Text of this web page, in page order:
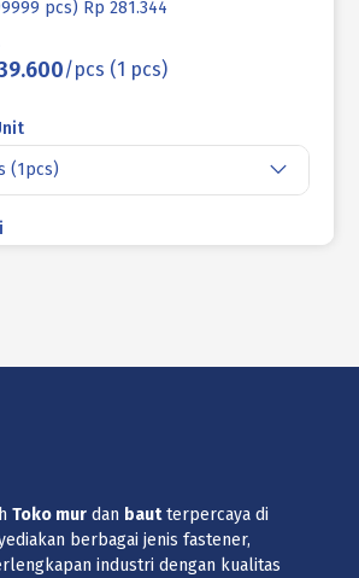
pcs) Rp 281.344
/pcs (1 pcs)
(1pcs)
saat ini dipilih.
MENTAH 1 1/2'' X 3000mm 6TPI
Toko mur dan bautterpercaya di
berbagai jenis fastener,
industri dengan kualitas